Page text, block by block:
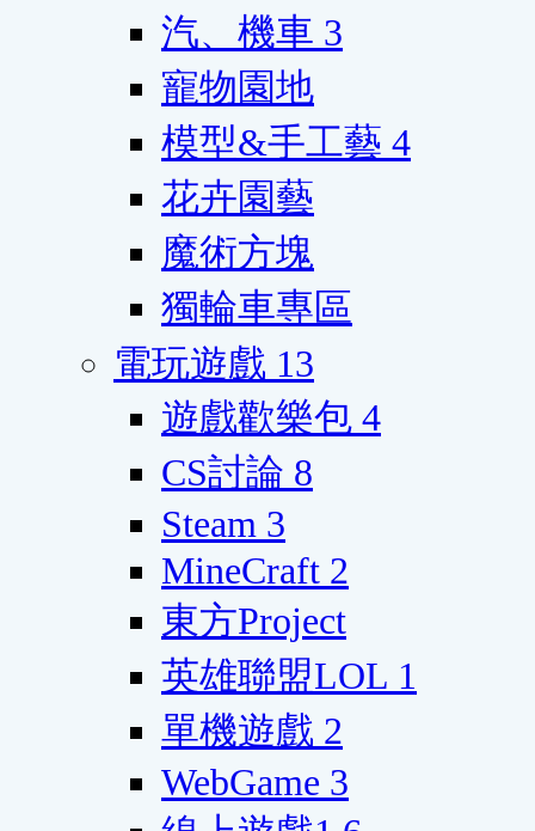
汽、機車 3
寵物園地
模型&手工藝 4
花卉園藝
魔術方塊
獨輪車專區
電玩遊戲 13
遊戲歡樂包 4
CS討論 8
Steam 3
MineCraft 2
東方Project
英雄聯盟LOL 1
單機遊戲 2
WebGame 3